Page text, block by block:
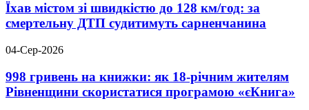
Їхав містом зі швидкістю до 128 км/год: за
смертельну ДТП судитимуть сарненчанина
04-Сер-2026
998 гривень на книжки: як 18-річним жителям
Рівненщини скористатися програмою «єКнига»